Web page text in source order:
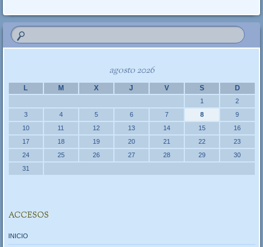
agosto 2026
L M X J V S D
1
2
3
4 5 6 7 8
9
10
11 12 13 14 15
16
17
18 19 20 21 22
23
24
25 26 27 28 29
30
31
ACCESOS
INICIO